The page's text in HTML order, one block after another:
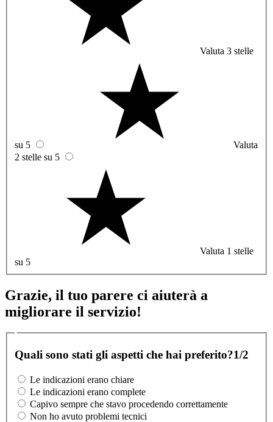
Valuta 3 stelle
su 5
Valuta
2 stelle su 5
Valuta 1 stelle
su 5
Grazie, il tuo parere ci aiuterà a
migliorare il servizio!
Quali sono stati gli aspetti che hai preferito?1/2
Le indicazioni erano chiare
Le indicazioni erano complete
Capivo sempre che stavo procedendo correttamente
Non ho avuto problemi tecnici